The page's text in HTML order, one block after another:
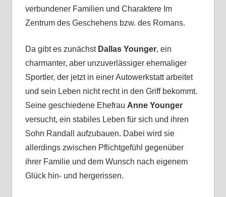
verbundener Familien und Charaktere Im
Zentrum des Geschehens bzw. des Romans.
Da gibt es zunächst Dallas Younger, ein
charmanter, aber unzuverlässiger ehemaliger
Sportler, der jetzt in einer Autowerkstatt arbeitet
und sein Leben nicht recht in den Griff bekommt.
Seine geschiedene Ehefrau Anne Younger
versucht, ein stabiles Leben für sich und ihren
Sohn Randall aufzubauen. Dabei wird sie
allerdings zwischen Pflichtgefühl gegenüber
ihrer Familie und dem Wunsch nach eigenem
Glück hin- und hergerissen.